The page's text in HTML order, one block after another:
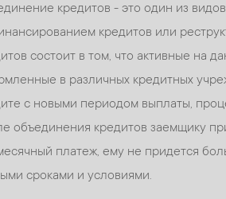
кредитов - это один из
кредитов или
состоит в том, что активные на
в различных кредитных
с новыми периодом выплаты,
объединения кредитов заемщику
платеж, ему не придется
сроками и условиями.